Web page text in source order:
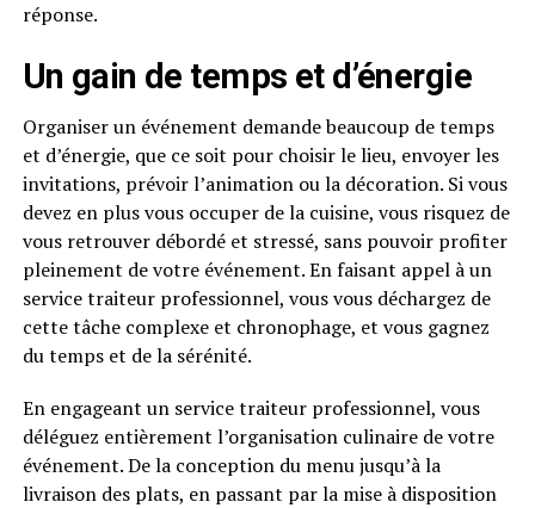
réponse.
Un gain de temps et d’énergie
Organiser un événement demande beaucoup de temps
et d’énergie, que ce soit pour choisir le lieu, envoyer les
invitations, prévoir l’animation ou la décoration. Si vous
devez en plus vous occuper de la cuisine, vous risquez de
vous retrouver débordé et stressé, sans pouvoir profiter
pleinement de votre événement. En faisant appel à un
service traiteur professionnel, vous vous déchargez de
cette tâche complexe et chronophage, et vous gagnez
du temps et de la sérénité.
En engageant un service traiteur professionnel, vous
déléguez entièrement l’organisation culinaire de votre
événement. De la conception du menu jusqu’à la
livraison des plats, en passant par la mise à disposition